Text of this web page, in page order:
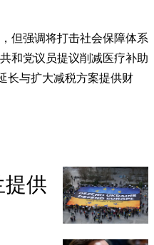
但强调将打击社会保障体系
和党议员提议削减医疗补助
长与扩大减税方案提供财
提供